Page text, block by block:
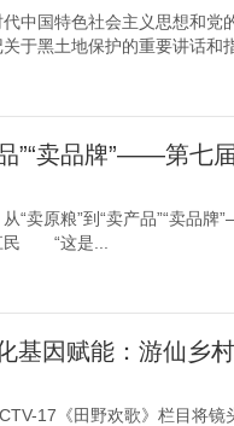
中国特色社会主义思想和党
于黑土地保护的重要讲话和
”“卖品牌”——第七
“卖原粮”到“卖产品”“卖品
民 “这是...
基因赋能：游仙乡
17《田野欢歌》栏目将